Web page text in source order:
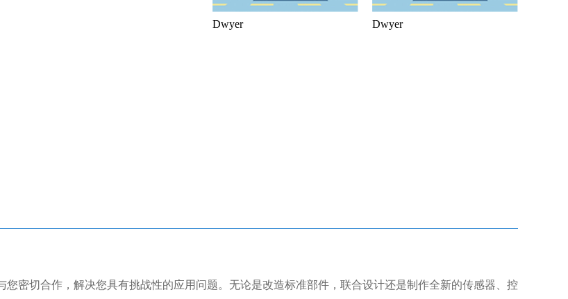
Dwyer Dwyer
您密切合作，解决您具有挑战性的应用问题。无论是改造标准部件，联合设计还是制作全新的传感器、控